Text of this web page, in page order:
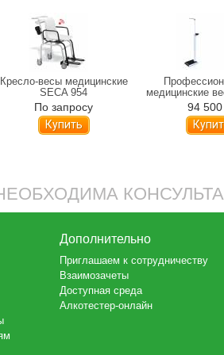
Кресло-весы медицинские
SECA 954
По запросу
Купить
медицинские
Professional
94 500
Дополнительно
Приглашаем к сотрудничеству
Взаимозачеты
Доступная среда
Алкотестер-онлайн